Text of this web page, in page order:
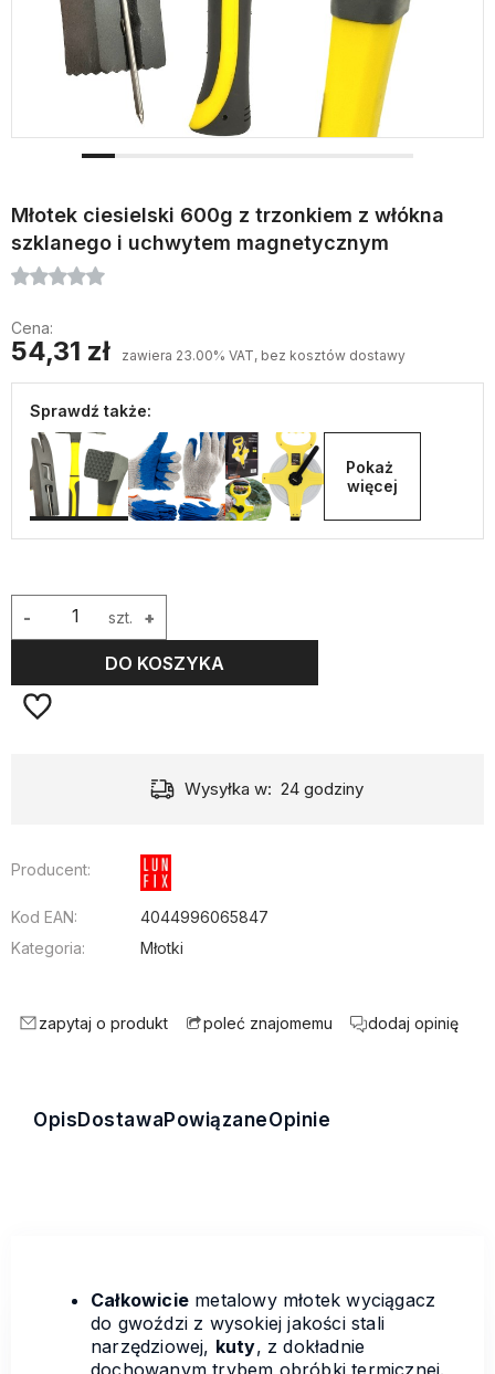
Młotek ciesielski 600g z trzonkiem z włókna
szklanego i uchwytem magnetycznym
Cena:
54,31 zł zawiera 23.00% VAT, bez kosztów dostawy
Sprawdź także:
Pokaż
więcej
szt. +
-
DO KOSZYKA
Wysyłka w: 24 godziny
Producent:
Kod EAN:
4044996065847
Kategoria:
Młotki
zapytaj o produkt poleć znajomemu dodaj opinię
OpisDostawaPowiązaneOpinie
Całkowicie metalowy młotek wyciągacz
do gwoździ z wysokiej jakości stali
narzędziowej, kuty, z dokładnie
dochowanym trybem obróbki termicznej.